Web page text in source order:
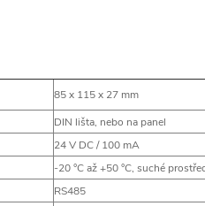
85 x 115 x 27 mm
DIN lišta, nebo na panel
24 V DC / 100 mA
-20 °C až +50 °C, suché
RS485